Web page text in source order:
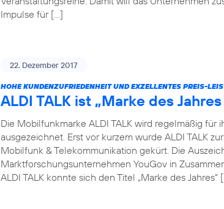
Impulse für […]
22. Dezember 2017
HOHE KUNDENZUFRIEDENHEIT UND EXZELLENTES PREIS-
ALDI TALK ist „Marke des Jahres
Die Mobilfunkmarke ALDI TALK wird regelmäßig für
ausgezeichnet. Erst vor kurzem wurde ALDI TALK
Mobilfunk & Telekommunikation gekürt. Die
Marktforschungsunternehmen YouGov in
ALDI TALK konnte sich den Titel „Marke des Jahres“